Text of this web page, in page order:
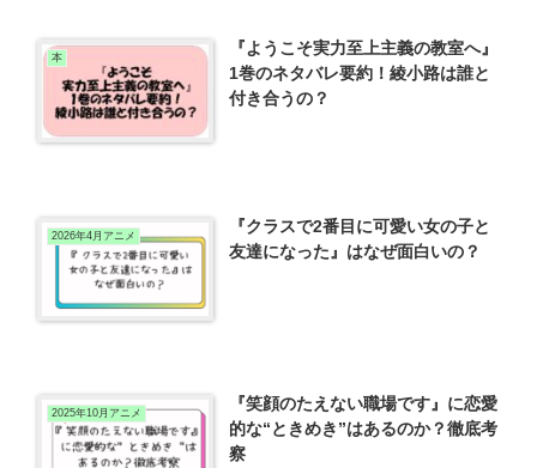
本
『ようこそ実力至上主義の教室へ』
1巻のネタバレ要約！綾小路は誰と
付き合うの？
2026年4月アニメ
『クラスで2番目に可愛い女の子と
友達になった』はなぜ面白いの？
2025年10月アニメ
『笑顔のたえない職場です』に恋愛
的な“ときめき”はあるのか？徹底考
察